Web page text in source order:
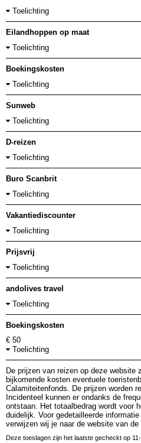
Toelichting
Eilandhoppen op maat
Toelichting
Boekingskosten
Toelichting
Sunweb
Toelichting
D-reizen
Toelichting
Buro Scanbrit
Toelichting
Vakantiediscounter
Toelichting
Prijsvrij
Toelichting
andolives travel
Toelichting
Boekingskosten
€ 50
Toelichting
De prijzen van reizen op deze website
bijkomende kosten eventuele
Calamiteitenfonds. De prijzen worden
Incidenteel kunnen er ondanks de
ontstaan. Het totaalbedrag wordt voor
duidelijk. Voor gedetailleerde
verwijzen wij je naar de website van
Deze toeslagen zijn het laatste gecheckt op